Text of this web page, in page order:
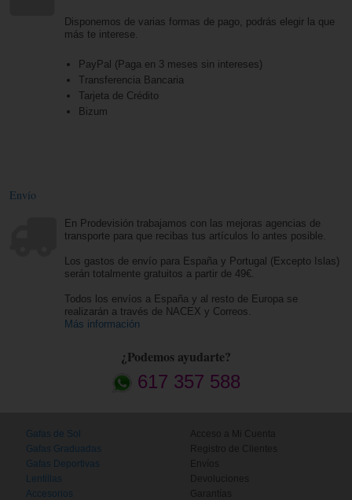
Disponemos de varias formas de pago, podrás elegir la que
más te interese.
PayPal (Paga en 3 meses sin intereses)
Transferencia Bancaria
Tarjeta de Crédito
Bizum
Envío
En Prodevisión trabajamos con las mejoras agencias de
transporte para que recibas tus artículos lo antes posible.
Los gastos de envío para España y Portugal (Excepto Islas)
serán totalmente gratuitos a partir de 49€.
Todos los envíos a España y al resto de Europa se
realizarán a través de NACEX y Correos.
Más información
¿Podemos ayudarte?
617 357 588
Gafas de Sol
Gafas Graduadas
Gafas Deportivas
Lentillas
Accesorios
Acceso a Mi Cuenta
Registro de Clientes
Envíos
Devoluciones
Garantías